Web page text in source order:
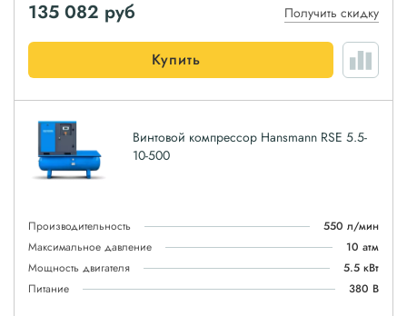
135 082 руб Получить скидку
Купить
Винтовой компрессор Hansmann RSE 5.5-
10-500
Производительность
550 л/мин
Максимальное давление
10 атм
Мощность двигателя
5.5 кВт
Питание
380 В